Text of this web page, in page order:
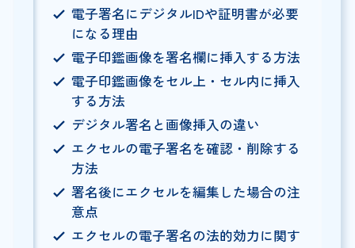
電子署名にデジタルIDや証明書が必要
になる理由
電子印鑑画像を署名欄に挿入する方法
電子印鑑画像をセル上・セル内に挿入
する方法
デジタル署名と画像挿入の違い
エクセルの電子署名を確認・削除する
方法
署名後にエクセルを編集した場合の注
意点
エクセルの電子署名の法的効力に関す